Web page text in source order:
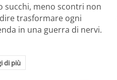
succhi, meno scontri non
trasformare ogni
in una guerra di nervi.
di più